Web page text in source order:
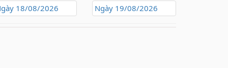
18/08/2026 Ngày 19/08/2026